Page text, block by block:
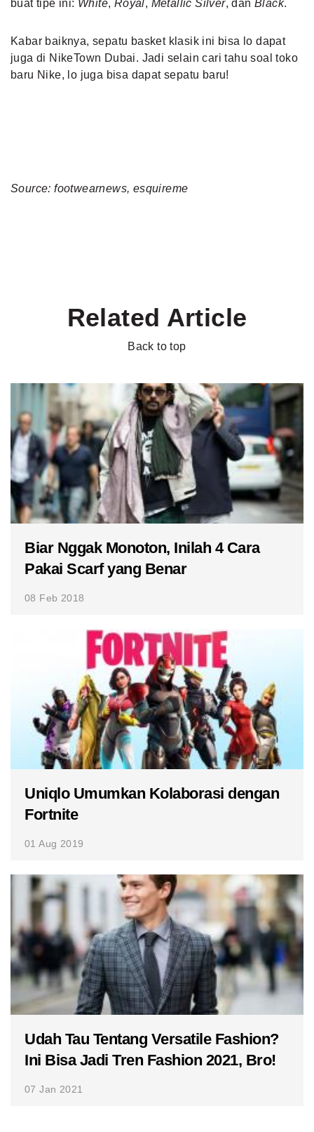
buat tipe ini: White, Royal, Metallic Silver, danBlack.
Kabar baiknya, sepatu basket klasik ini bisa lo dapat
juga di NikeTown Dubai. Jadi selain cari tahu soal toko
baru Nike, lo juga bisa dapat sepatu baru!
Source: footwearnews, esquireme
Related Article
Back to top
Biar Nggak Monoton, Inilah 4 Cara
Pakai Scarf yang Benar
08 Feb 2018
Uniqlo Umumkan Kolaborasi dengan
Fortnite
01 Aug 2019
Udah Tau Tentang Versatile Fashion?
Ini Bisa Jadi Tren Fashion 2021, Bro!
07 Jan 2021